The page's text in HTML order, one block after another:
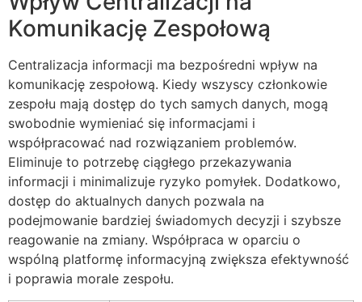
Komunikację Zespołową
Centralizacja informacji ma bezpośredni wpływ na
komunikację zespołową. Kiedy wszyscy członkowie
zespołu mają dostęp do tych samych danych, mogą
swobodnie wymieniać się informacjami i
współpracować nad rozwiązaniem problemów.
Eliminuje to potrzebę ciągłego przekazywania
informacji i minimalizuje ryzyko pomyłek. Dodatkowo,
dostęp do aktualnych danych pozwala na
podejmowanie bardziej świadomych decyzji i szybsze
reagowanie na zmiany. Współpraca w oparciu o
wspólną platformę informacyjną zwiększa efektywność
i poprawia morale zespołu.